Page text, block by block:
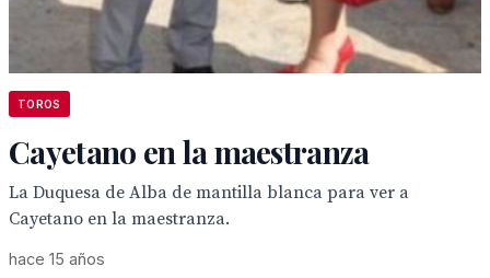
TOROS
Cayetano en la maestranza
La Duquesa de Alba de mantilla blanca para ver a
Cayetano en la maestranza.
hace 15 años